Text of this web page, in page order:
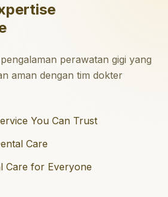
perawatan gigi yang
aman dengan tim dokter
You Can Trust
Care
Care for Everyone